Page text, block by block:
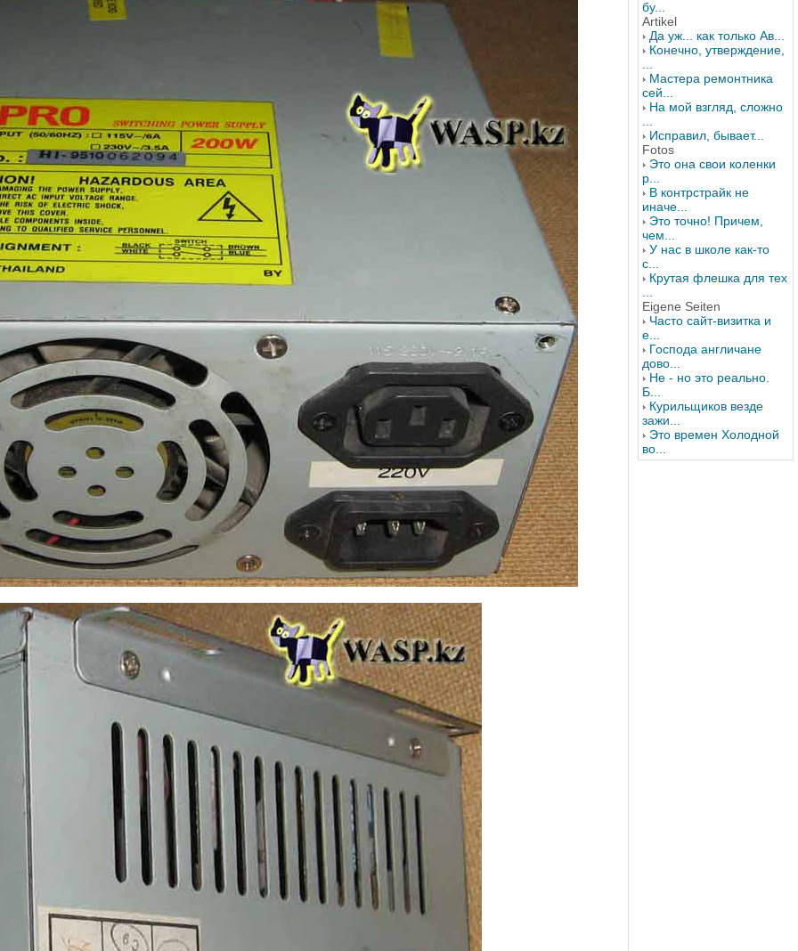
бу...
Artikel
Да уж... как только Ав...
Конечно, утверждение,
Мастера ремонтника
сей...
На мой взгляд, сложно
Исправил, бывает...
Fotos
Это она свои коленки
р...
В контрстрайк не
иначе...
Это точно! Причем,
чем...
У нас в школе как-то
с...
Крутая флешка для тех
Eigene Seiten
Часто сайт-визитка и
е...
Господа англичане
дово...
Не - но это реально.
Б...
Курильщиков везде
зажи...
Это времен Холодной
во...